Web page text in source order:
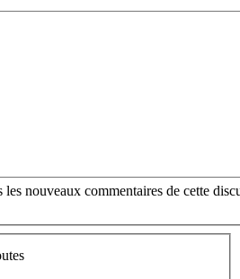
les nouveaux commentaires de cette